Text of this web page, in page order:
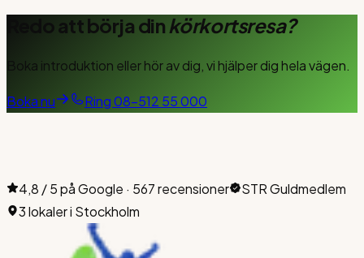
Redo att börja din körkortsresa?
Boka introduktion eller hör av dig, vi hjälper dig hela vägen.
Boka nu Ring08-512 55 000
4,8 / 5 på Google · 567 recensioner
STR Guldmedlem
3 lokaler i Stockholm